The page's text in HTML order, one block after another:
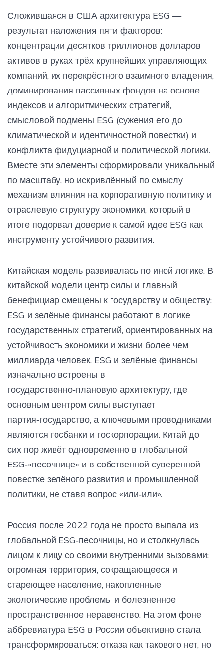
Сложившаяся в США архитектура ESG —
результат наложения пяти факторов:
концентрации десятков триллионов долларов
активов в руках трёх крупнейших управляющих
компаний, их перекрёстного взаимного владения,
доминирования пассивных фондов на основе
индексов и алгоритмических стратегий,
смысловой подмены ESG (сужения его до
климатической и идентичностной повестки) и
конфликта фидуциарной и политической логики.
Вместе эти элементы сформировали уникальный
по масштабу, но искривлённый по смыслу
механизм влияния на корпоративную политику и
отраслевую структуру экономики, который в
итоге подорвал доверие к самой идее ESG как
инструменту устойчивого развития.
Китайская модель развивалась по иной логике. В
китайской модели центр силы и главный
бенефициар смещены к государству и обществу:
ESG и зелёные финансы работают в логике
государственных стратегий, ориентированных на
устойчивость экономики и жизни более чем
миллиарда человек. ESG и зелёные финансы
изначально встроены в
государственно‑плановую архитектуру, где
основным центром силы выступает
партия‑государство, а ключевыми проводниками
являются госбанки и госкорпорации. Китай до
сих пор живёт одновременно в глобальной
ESG‑«песочнице» и в собственной суверенной
повестке зелёного развития и промышленной
политики, не ставя вопрос «или‑или».
Россия после 2022 года не просто выпала из
глобальной ESG‑песочницы, но и столкнулась
лицом к лицу со своими внутренними вызовами:
огромная территория, сокращающееся и
стареющее население, накопленные
экологические проблемы и болезненное
пространственное неравенство. На этом фоне
аббревиатура ESG в России объективно стала
трансформироваться: отказа как такового нет, но